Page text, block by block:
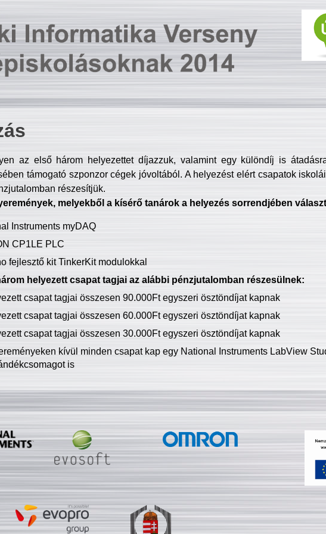
az első három helyezettet díjazzuk, valamint egy különdíj is
támogató szponzor cégek jóvoltából. A helyezést elért csapatok
részesítjük.
melyekből a kísérő tanárok a helyezés sorrendjében
Instruments myDAQ
CP1LE PLC
fejlesztő kit TinkerKit modulokkal
helyezett csapat tagjai az alábbi pénzjutalomban részesülnek:
csapat tagjai összesen 90.000Ft egyszeri ösztöndíjat kapnak
csapat tagjai összesen 60.000Ft egyszeri ösztöndíjat kapnak
csapat tagjai összesen 30.000Ft egyszeri ösztöndíjat kapnak
kívül minden csapat kap egy National Instruments LabView
is